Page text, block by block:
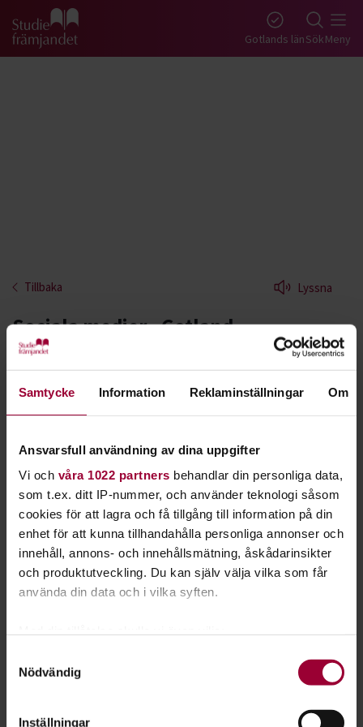
Samtycke Information Reklaminställningar Om
Ansvarsfull användning av dina uppgifter
Vi och våra 1022 partners behandlar din personliga data,
som t.ex. ditt IP-nummer, och använder teknologi såsom
cookies för att lagra och få tillgång till information på din
enhet för att kunna tillhandahålla personliga annonser och
innehåll, annons- och innehållsmätning, åskådarinsikter
och produktutveckling. Du kan själv välja vilka som får
använda din data och i vilka syften.
som kan ha en noggrannhet på upp till flera meter
Nödvändig
Inställningar
Gå till studiefrämjandets startsida Gotlands länSökMeny
Tillbaka Lyssna
Sociala medier - Gotland
Lär dig mer om sociala medier som Facebook,
Instagram och Twitter. Vi ger dig de kunskaper du
behöver för att kommunicera bättre på nätet.
blir också bättre på att marknadsföra din förening eller ditt
företag på nätet.
Sociala medier har under de senaste åren blivit en stor del av
samhället och hur vi människor kommunicerar. Via
exempelvisFacebook, InstagramochTwitterkan du hålla
kontakt med nära och kära över hela världen, och samtidigt
ta del av mängder av nyheter och händelser.
behöver.